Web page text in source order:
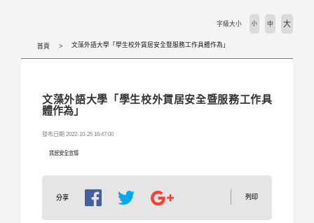
首頁 文藻外語大學「學生校外賃居安全暨服務工作具體作為」
字級大小 小 中 大
文藻外語大學「學生校外賃居安全暨服務工作具
體作為」
發布日期 2022-10-25 16:47:00
賃居安全宣導
分享 列印